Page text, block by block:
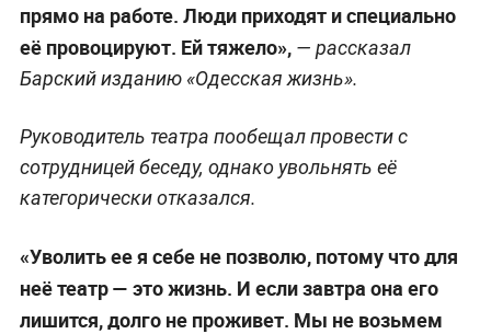
прямо на работе. Люди приходят и специально
её провоцируют. Ей тяжело», — рассказал
Барский изданию «Одесская жизнь».
Руководитель театра пообещал провести с
сотрудницей беседу, однако увольнять её
категорически отказался.
«Уволить ее я себе не позволю, потому что для
неё театр — это жизнь. И если завтра она его
лишится, долго не проживет. Мы не возьмем